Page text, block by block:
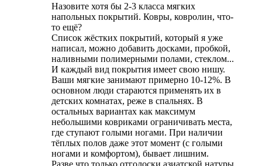
Назовите хотя бы 2-3 класса мягких
напольных покрытий. Ковры, ковролин, что-
то ещё?
Список жёстких покрытий, который я уже
написал, можно добавить досками, пробкой,
наливными полимерными полами, стеклом...
И каждый вид покрытия имеет свою нишу.
Ваши мягкие занимают примерно 10-12%. В
основном люди стараются применять их в
детских комнатах, реже в спальнях. В
остальных вариантах как максимум
небольшими ковриками ограничивать места,
где ступают голыми ногами. При наличии
тёплых полов даже этот момент (с голыми
ногами и комфортом), бывает лишним.
Разве что только отголоски азиатской натуры